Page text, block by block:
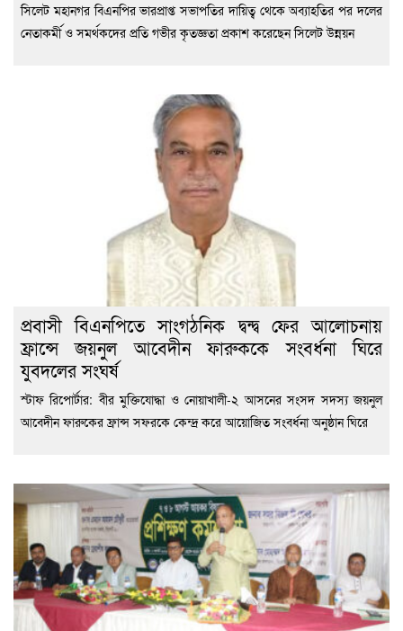
সিলেট মহানগর বিএনপির ভারপ্রাপ্ত সভাপতির দায়িত্ব থেকে অব্যাহতির পর দলের
নেতাকর্মী ও সমর্থকদের প্রতি গভীর কৃতজ্ঞতা প্রকাশ করেছেন সিলেট উন্নয়ন
প্রবাসী বিএনপিতে সাংগঠনিক দ্বন্দ্ব ফের আলোচনায়
ফ্রান্সে জয়নুল আবেদীন ফারুককে সংবর্ধনা ঘিরে
যুবদলের সংঘর্ষ
স্টাফ রিপোর্টার: বীর মুক্তিযোদ্ধা ও নোয়াখালী-২ আসনের সংসদ সদস্য জয়নুল
আবেদীন ফারুকের ফ্রান্স সফরকে কেন্দ্র করে আয়োজিত সংবর্ধনা অনুষ্ঠান ঘিরে